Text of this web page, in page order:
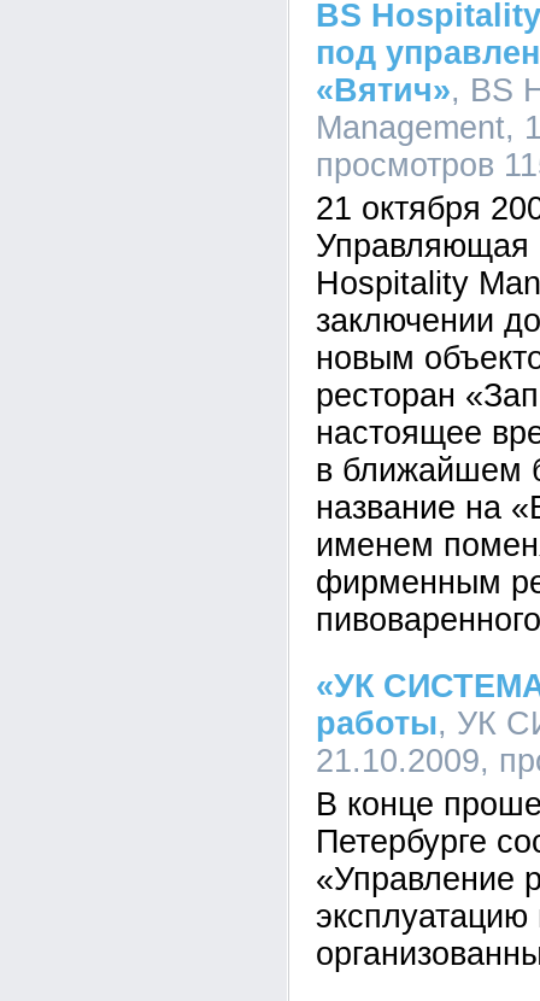
BS
под
«Вятич», BS
Management,
просмотров
21 октября
Управляющая
Hospitality
заключении
новым
ресторан
настоящее
в ближайшем
название на
именем
фирменным
«УК
работы, УК
21.10.2009,
В конце
Петербурге
«Управление